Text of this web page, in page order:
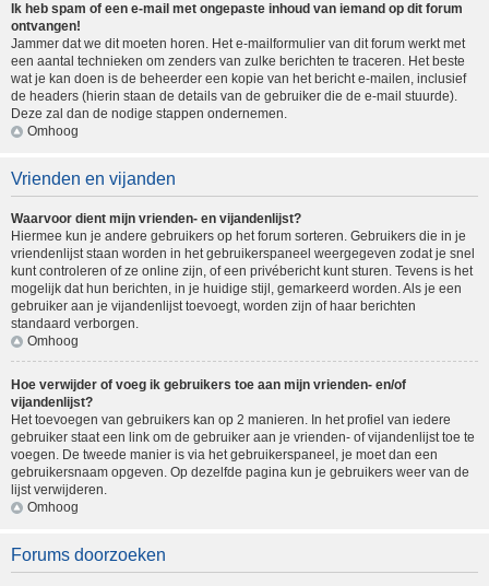
Ik heb spam of een e-mail met ongepaste inhoud van iemand op dit forum
ontvangen!
Jammer dat we dit moeten horen. Het e-mailformulier van dit forum werkt met
een aantal technieken om zenders van zulke berichten te traceren. Het beste
wat je kan doen is de beheerder een kopie van het bericht e-mailen, inclusief
de headers (hierin staan de details van de gebruiker die de e-mail stuurde).
Deze zal dan de nodige stappen ondernemen.
Omhoog
Vrienden en vijanden
Waarvoor dient mijn vrienden- en vijandenlijst?
Hiermee kun je andere gebruikers op het forum sorteren. Gebruikers die in je
vriendenlijst staan worden in het gebruikerspaneel weergegeven zodat je snel
kunt controleren of ze online zijn, of een privébericht kunt sturen. Tevens is het
mogelijk dat hun berichten, in je huidige stijl, gemarkeerd worden. Als je een
gebruiker aan je vijandenlijst toevoegt, worden zijn of haar berichten
standaard verborgen.
Omhoog
Hoe verwijder of voeg ik gebruikers toe aan mijn vrienden- en/of
vijandenlijst?
Het toevoegen van gebruikers kan op 2 manieren. In het profiel van iedere
gebruiker staat een link om de gebruiker aan je vrienden- of vijandenlijst toe te
voegen. De tweede manier is via het gebruikerspaneel, je moet dan een
gebruikersnaam opgeven. Op dezelfde pagina kun je gebruikers weer van de
lijst verwijderen.
Omhoog
Forums doorzoeken